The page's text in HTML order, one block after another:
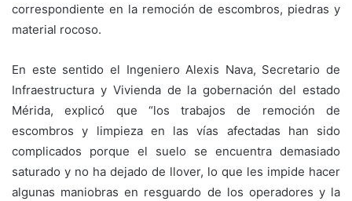
correspondiente en la remoción de escombros, piedras y
material rocoso.
En este sentido el Ingeniero Alexis Nava, Secretario de
Infraestructura y Vivienda de la gobernación del estado
Mérida, explicó que “los trabajos de remoción de
escombros y limpieza en las vías afectadas han sido
complicados porque el suelo se encuentra demasiado
saturado y no ha dejado de llover, lo que les impide hacer
algunas maniobras en resguardo de los operadores y la